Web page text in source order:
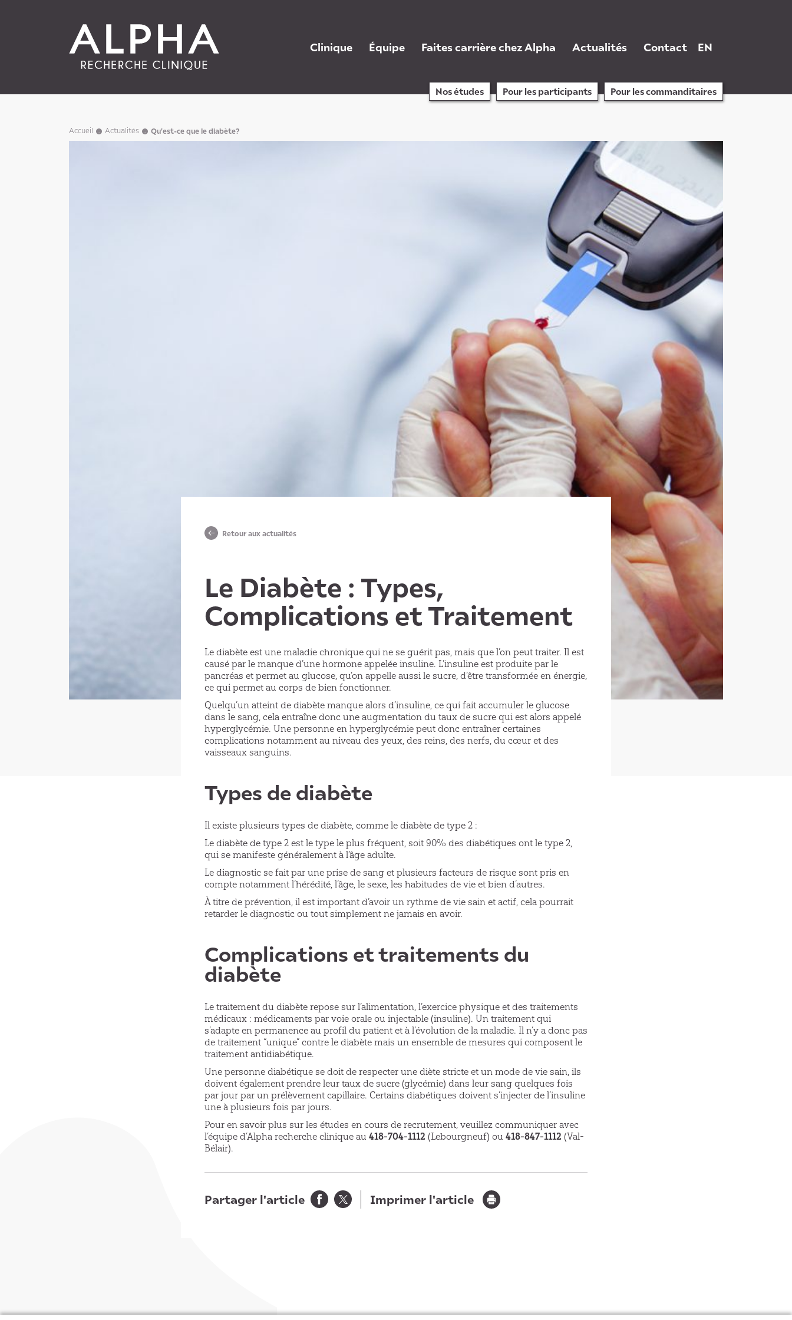
Clinique Équipe Faites carrière chez Alpha Actualités Contact EN
Nos études Pour les participants Pour les commanditaires
Accueil Actualités Qu'est-ce que le diabète?
Retour aux actualités
Le Diabète : Types,
Complications et Traitement
Le diabète est une maladie chronique qui ne se guérit pas, mais que l’on peut traiter. Il est
causé par le manque d’une hormone appelée insuline. L’insuline est produite par le
pancréas et permet au glucose, qu’on appelle aussi le sucre, d’être transformée en énergie,
ce qui permet au corps de bien fonctionner.
Quelqu’un atteint de diabète manque alors d’insuline, ce qui fait accumuler le glucose
dans le sang, cela entraîne donc une augmentation du taux de sucre qui est alors appelé
hyperglycémie. Une personne en hyperglycémie peut donc entraîner certaines
complications notamment au niveau des yeux, des reins, des nerfs, du cœur et des
vaisseaux sanguins.
Types de diabète
Il existe plusieurs types de diabète, comme le diabète de type 2 :
Le diabète de type 2 est le type le plus fréquent, soit 90% des diabétiques ont le type 2,
qui se manifeste généralement à l’âge adulte.
Le diagnostic se fait par une prise de sang et plusieurs facteurs de risque sont pris en
compte notamment l’hérédité, l’âge, le sexe, les habitudes de vie et bien d’autres.
À titre de prévention, il est important d’avoir un rythme de vie sain et actif, cela pourrait
retarder le diagnostic ou tout simplement ne jamais en avoir.
Complications et traitements du
diabète
Le traitement du diabète repose sur l’alimentation, l’exercice physique et des traitements
médicaux : médicaments par voie orale ou injectable (insuline). Un traitement qui
s’adapte en permanence au profil du patient et à l’évolution de la maladie. Il n’y a donc pas
de traitement “unique” contre le diabète mais un ensemble de mesures qui composent le
traitement antidiabétique.
Une personne diabétique se doit de respecter une diète stricte et un mode de vie sain, ils
doivent également prendre leur taux de sucre (glycémie) dans leur sang quelques fois
par jour par un prélèvement capillaire. Certains diabétiques doivent s’injecter de l’insuline
une à plusieurs fois par jours.
Pour en savoir plus sur les études en cours de recrutement, veuillez communiquer avec
l’équipe d’Alpha recherche clinique au 418-704-1112 (Lebourgneuf) ou 418-847-1112 (Val-
Bélair).
Partager l'article Imprimer l'article